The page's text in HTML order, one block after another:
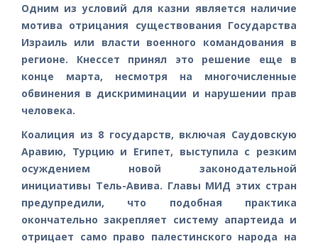
Одним из условий для казни является наличие
мотива отрицания существования Государства
Израиль или власти военного командования в
регионе. Кнессет принял это решение еще в
конце марта, несмотря на многочисленные
обвинения в дискриминации и нарушении прав
человека.
Коалиция из 8 государств, включая Саудовскую
Аравию, Турцию и Египет, выступила с резким
осуждением новой законодательной
инициативы Тель-Авива. Главы МИД этих стран
предупредили, что подобная практика
окончательно закрепляет систему апартеида и
отрицает само право палестинского народа на